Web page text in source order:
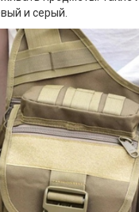
и серый.